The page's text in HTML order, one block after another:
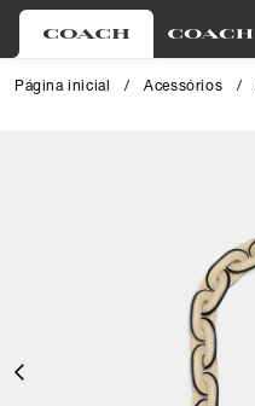
Página inicial / Acessórios /